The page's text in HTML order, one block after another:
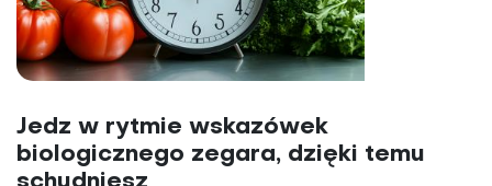
Jedz w rytmie wskazówek
biologicznego zegara, dzięki temu